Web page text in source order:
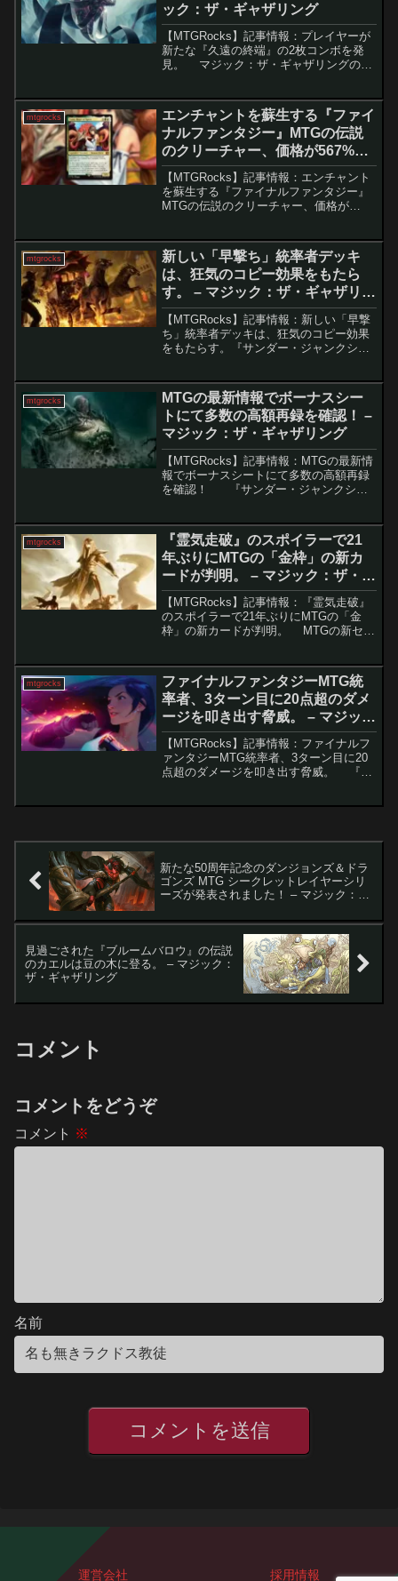
ック：ザ・ギャザリング
【MTGRocks】記事情報：プレイヤーが
新たな『久遠の終端』の2枚コンボを発
見。 マジック：ザ・ギャザリングの最
間で新たなカード「試作機X-8」によるコ
ンボが...
mtgrocks
エンチャントを蘇生する『ファイ
ナルファンタジー』MTGの伝説
のクリーチャー、価格が567%高
騰。 – マジック：ザ・ギャザリン
グ
【MTGRocks】記事情報：エンチャント
を蘇生する『ファイナルファンタジー』
MTGの伝説のクリーチャー、価格が
「スピラの希望、ユウナ」が構築戦・統
率者戦ともに注...
mtgrocks
新しい「早撃ち」統率者デッキ
は、狂気のコピー効果をもたら
す。 – マジック：ザ・ギャザリン
グ
【MTGRocks】記事情報：新しい「早撃
ち」統率者デッキは、狂気のコピー効果
をもたらす。『サンダー・ジャンクショ
の構築済み統率者デッキがデビューしま
した。要点解説統...
mtgrocks
MTGの最新情報でボーナスシー
トにて多数の高額再録を確認！ –
マジック：ザ・ギャザリング
【MTGRocks】記事情報：MTGの最新情
報でボーナスシートにて多数の高額再録
を確認！ 『サンダー・ジャンクショ
てており、注目すべき再録カードが多数
含まれて...
mtgrocks
『霊気走破』のスポイラーで21
年ぶりにMTGの「金枠」の新カ
ードが判明。 – マジック：ザ・ギ
ャザリング
【MTGRocks】記事情報：『霊気走破』
のスポイラーで21年ぶりにMTGの「金
枠」の新カードが判明。 MTGの新セッ
に非公式な使用しかできなかった「金
枠」カード...
mtgrocks
ファイナルファンタジーMTG統
率者、3ターン目に20点超のダメ
ージを叩き出す脅威。 – マジッ
ク：ザ・ギャザリング
【MTGRocks】記事情報：ファイナルフ
ァンタジーMTG統率者、3ターン目に20
点超のダメージを叩き出す脅威。 『フ
新たな50周年記念のダンジョンズ＆ドラ
ゴンズ MTG シークレットレイヤーシリ
ーズが発表されました！ – マジック：
見過ごされた『ブルームバロウ』の伝説
のカエルは豆の木に登る。 – マジック：
ザ・ギャザリング
コメント
コメントをどうぞ
コメント ※
名前
運営会社 採用情報